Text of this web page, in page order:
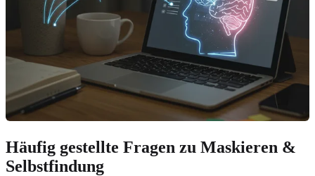
Häufig gestellte Fragen zu Maskieren &
Selbstfindung